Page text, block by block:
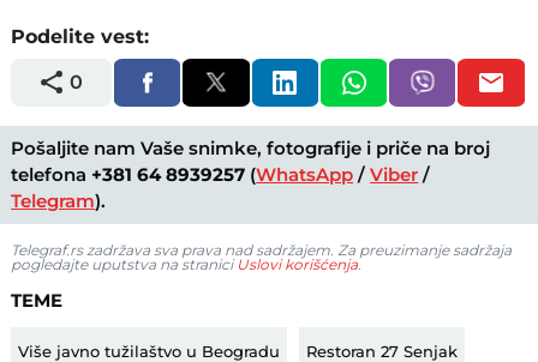
Podelite vest:
0
Pošaljite nam Vaše snimke, fotografije i priče na broj
telefona +381 64 8939257 (WhatsApp /Viber /
Telegram).
Telegraf.rs zadržava sva prava nad sadržajem. Za preuzimanje sadržaja
pogledajte uputstva na stranici Uslovi korišćenja.
TEME
Više javno tužilaštvo u Beogradu Restoran 27 Senjak